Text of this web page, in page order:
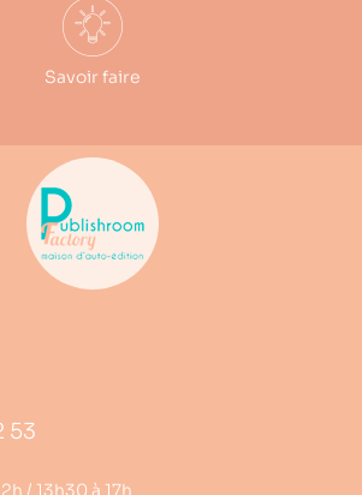
Savoir faire
53
/ 13h30 à 17h